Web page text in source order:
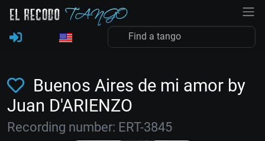
Buenos Aires de mi amor by
Juan D'ARIENZO
Recording number: ERT-3845